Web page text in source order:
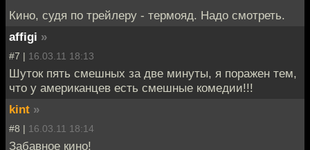
Кино, судя по трейлеру - термояд. Надо смотреть.
affigi »
#7 | 16.03.11 18:13
Шуток пять смешных за две минуты, я поражен тем,
что у американцев есть смешные комедии!!!
kint »
#8 | 16.03.11 18:14
Забавное кино!